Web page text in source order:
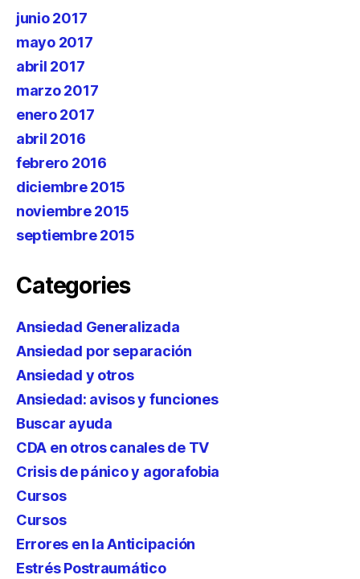
junio 2017
mayo 2017
abril 2017
marzo 2017
enero 2017
abril 2016
febrero 2016
diciembre 2015
noviembre 2015
septiembre 2015
Categories
Ansiedad Generalizada
Ansiedad por separación
Ansiedad y otros
Ansiedad: avisos y funciones
Buscar ayuda
CDA en otros canales de TV
Crisis de pánico y agorafobia
Cursos
Cursos
Errores en la Anticipación
Estrés Postraumático